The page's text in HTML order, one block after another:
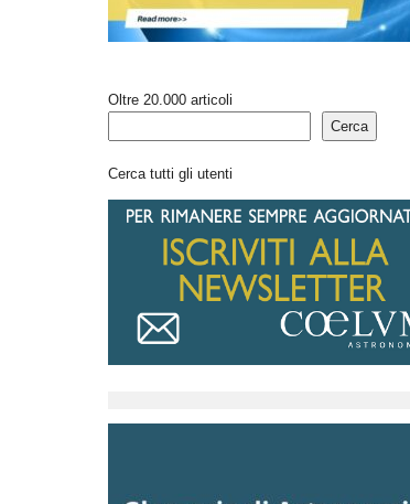
Oltre 20.000 articoli
Cerca
Cerca tutti gli utenti